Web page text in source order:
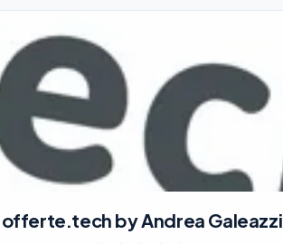
offerte.tech by Andrea Galeazzi